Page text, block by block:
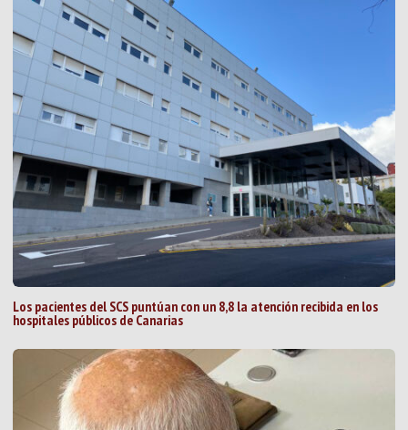
Los pacientes del SCS puntúan con un 8,8 la atención recibida en los
hospitales públicos de Canarias